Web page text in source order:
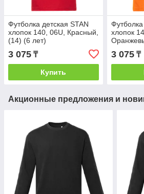
Футболка детская STAN
хлопок 140, 06U, Красный,
(14) (6 лет)
3 075 ₸
Купить
Футболка
хлопок
3 075₸
Акционные предложения и